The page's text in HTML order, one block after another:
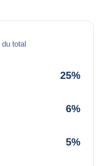
total
25%
6%
5%